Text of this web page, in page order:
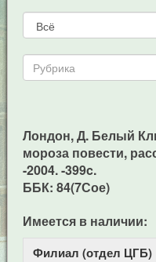
Лондон, Д. Белый
мороза повести,
-2004. -399c.
ББК: 84(7Сое)
Имеется в наличии:
Филиал (отдел ЦГБ)